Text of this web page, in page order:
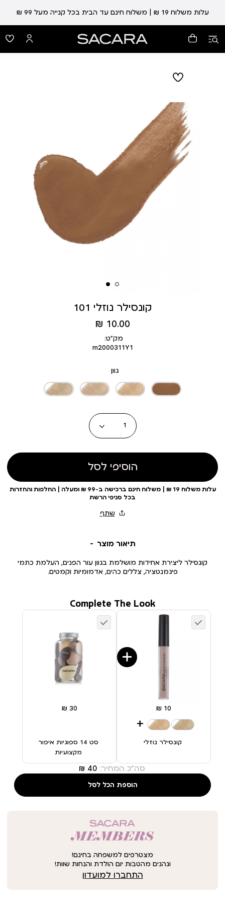
עלות משלוח 19 ₪ | משלוח חינם עד הבית בכל קנייה מעל 99 ₪
קונסילר נוזלי 101
מחיר
מוצר
10.00 ₪
מק״ט:
m2000311Y1
גוון
כמות
הוסיפי לסל
עלות משלוח 19 ₪ | משלוח חינם ברכישה ב-99 ₪ ומעלה | החלפות והחזרות
בכל סניפי הרשת
תיאור מוצר
קונסילר ליצירת אחידות מושלמת בגוון עור הפנים, העלמת כתמי
פיגמנטציה, צללים כהים, אדמומיות וקמטים.
קונסילר נוזלי
+
סט 14 ספוגיות איפור
מקצועיות
Complete The Look
סה"כ המחיר: ‏40 ₪
הוספת הכל לסל
מצטרפים למשפחה בחינם!
ונהנים מהטבות יום הולדת והנחות שוות!
התחברו למועדון